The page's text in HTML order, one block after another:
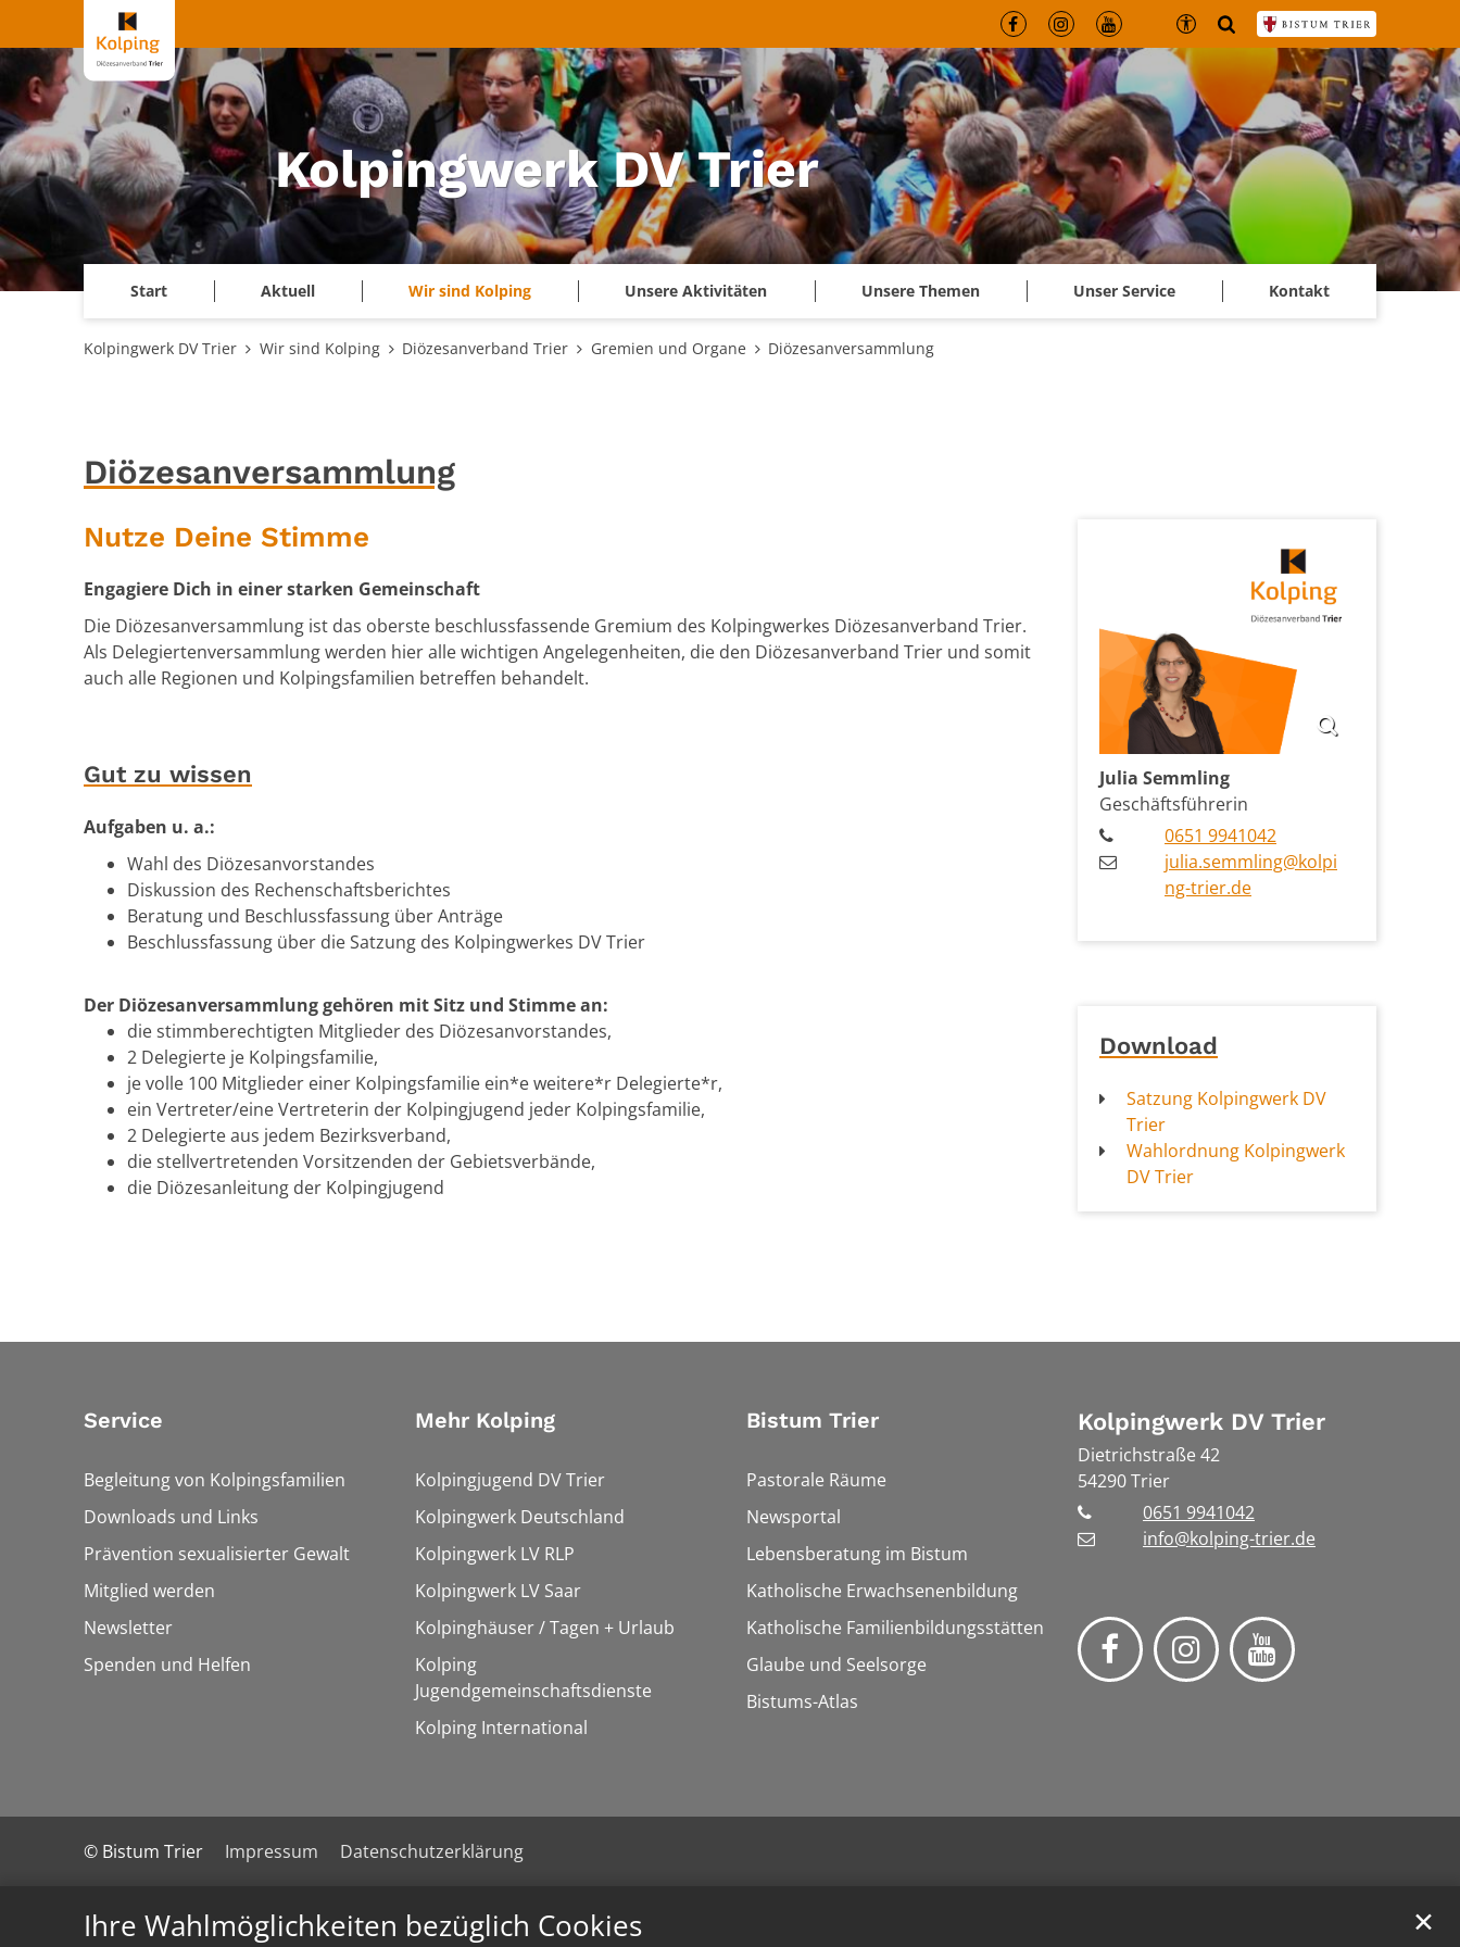
Ihre Wahlmöglichkeiten bezüglich Cookies ✕
Zum Inhalt springen
Kolpingwerk DV Trier
Start Aktuell Wir sind Kolping Unsere Aktivitäten Unsere Themen Unser Service Kontakt
Kolpingwerk DV Trier Wir sind Kolping Diözesanverband Trier Gremien und Organe Diözesanversammlung
Diözesanversammlung
Nutze Deine Stimme
Engagiere Dich in einer starken Gemeinschaft
Die Diözesanversammlung ist das oberste beschlussfassende Gremium des Kolpingwerkes Diözesanverband Trier.
Als Delegiertenversammlung werden hier alle wichtigen Angelegenheiten, die den Diözesanverband Trier und somit
auch alle Regionen und Kolpingsfamilien betreffen behandelt.
Gut zu wissen
Aufgaben u. a.:
Wahl des Diözesanvorstandes
Diskussion des Rechenschaftsberichtes
Beratung und Beschlussfassung über Anträge
Beschlussfassung über die Satzung des Kolpingwerkes DV Trier
Der Diözesanversammlung gehören mit Sitz und Stimme an:
die stimmberechtigten Mitglieder des Diözesanvorstandes,
2 Delegierte je Kolpingsfamilie,
je volle 100 Mitglieder einer Kolpingsfamilie ein*e weitere*r Delegierte*r,
ein Vertreter/eine Vertreterin der Kolpingjugend jeder Kolpingsfamilie,
2 Delegierte aus jedem Bezirksverband,
die stellvertretenden Vorsitzenden der Gebietsverbände,
die Diözesanleitung der Kolpingjugend
Julia Semmling
Geschäftsführerin
0651 9941042
julia.semmling@kolpi
ng-trier.de
Download
Satzung Kolpingwerk DV
Trier
Wahlordnung Kolpingwerk
DV Trier
Service
Begleitung von Kolpingsfamilien
Downloads und Links
Prävention sexualisierter Gewalt
Mitglied werden
Newsletter
Spenden und Helfen
Mehr Kolping
Kolpingjugend DV Trier
Kolpingwerk Deutschland
Kolpingwerk LV RLP
Kolpingwerk LV Saar
Kolpinghäuser / Tagen + Urlaub
Kolping
Jugendgemeinschaftsdienste
Kolping International
Bistum Trier
Pastorale Räume
Newsportal
Lebensberatung im Bistum
Katholische Erwachsenenbildung
Katholische Familienbildungsstätten
Glaube und Seelsorge
Bistums-Atlas
Kolpingwerk DV Trier
Dietrichstraße 42
54290Trier
0651 9941042
info@kolping-trier.de
© Bistum Trier Impressum Datenschutzerklärung